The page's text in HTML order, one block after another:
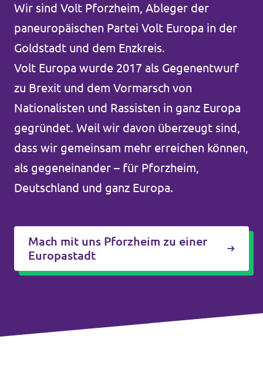
Unsere Events
Mache bei uns mit!
Jobs bei Volt
Impressum
Wir sind Volt Pforzheim, Ableger der
paneuropäischen Partei Volt Europa in der
Goldstadt und dem Enzkreis.
Volt Europa wurde 2017 als Gegenentwurf
zu Brexit und dem Vormarsch von
Nationalisten und Rassisten in ganz Europa
gegründet. Weil wir davon überzeugt sind,
dass wir gemeinsam mehr erreichen können,
als gegeneinander – für Pforzheim,
Deutschland und ganz Europa.
Mach mit uns Pforzheim zu einer
Europastadt